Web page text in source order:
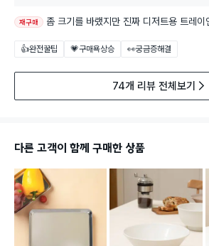
재구매 좀 크기를 바랬지만 진짜 디저트용 트레이
👍완전꿀팁 💗구매욕상승 👀궁금증해결
74개 리뷰 전체보기
다른 고객이 함께 구매한 상품